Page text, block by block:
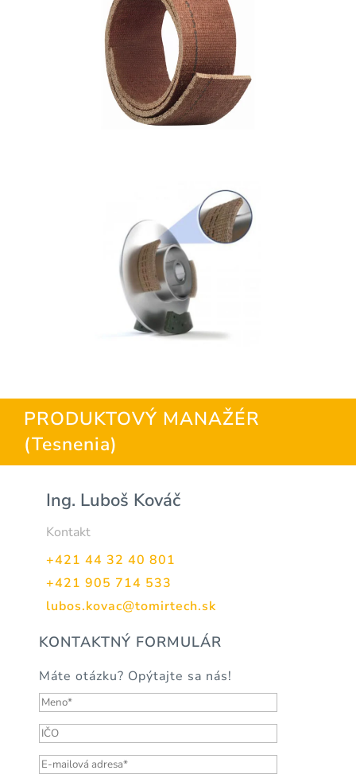
PRODUKTOVÝ MANAŽÉR
(Tesnenia)
Ing. Luboš Kováč
Kontakt
+421 44 32 40 801
+421 905 714 533
lubos.kovac@tomirtech.sk
KONTAKTNÝ FORMULÁR
Máte otázku? Opýtajte sa nás!